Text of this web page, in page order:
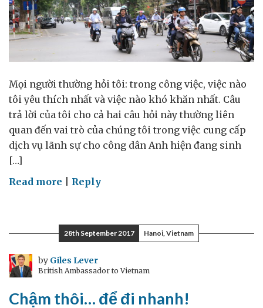
Mọi người thường hỏi tôi: trong công việc, việc nào
tôi yêu thích nhất và việc nào khó khăn nhất. Câu
trả lời của tôi cho cả hai câu hỏi này thường liên
quan đến vai trò của chúng tôi trong việc cung cấp
dịch vụ lãnh sự cho công dân Anh hiện đang sinh
[…]
Read more on
tôi
yêu
thích
nhất
việc
Reply
28th September 2017 Hanoi, Vietnam
by Giles Lever
British Ambassador to Vietnam
Chậm thôi… để đi nhanh!